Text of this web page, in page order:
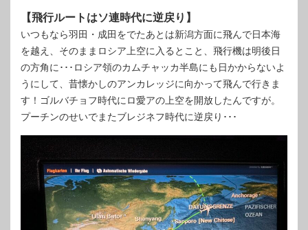
【飛行ルートはソ連時代に逆戻り】
いつもなら羽田・成田をでたあとは新潟方面に飛んで日本海
を越え、そのままロシア上空に入るとこと、飛行機は明後日
の方角に･･･ロシア領のカムチャッカ半島にも日かからないよ
うにして、昔懐かしのアンカレッジに向かって飛んで行きま
す！ゴルバチョフ時代にロ愛アの上空を開放したんですが。
プーチンのせいでまたブレジネフ時代に逆戻り･･･